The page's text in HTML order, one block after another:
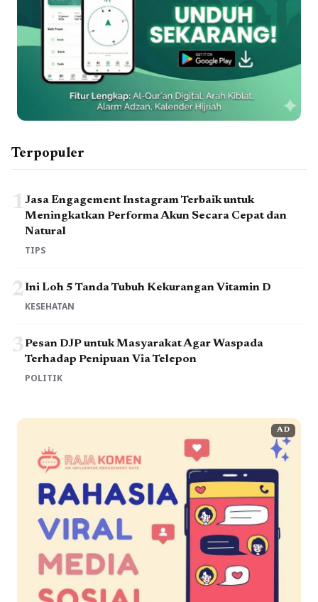
Terpopuler
1Jasa Engagement Instagram Terbaik untuk
Meningkatkan Performa Akun Secara Cepat dan
Natural
TIPS
2Ini Loh 5 Tanda Tubuh Kekurangan Vitamin D
KESEHATAN
3Pesan DJP untuk Masyarakat Agar Waspada
Terhadap Penipuan Via Telepon
POLITIK
AD